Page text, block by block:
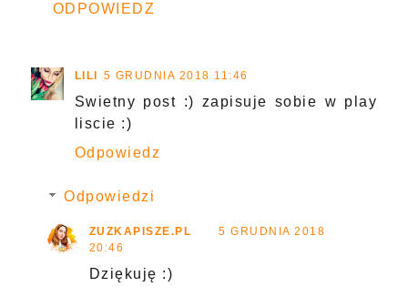
ODPOWIEDZ
LILI 5 GRUDNIA 2018 11:46
Swietny post :) zapisuje sobie w play
liscie :)
Odpowiedz
Odpowiedzi
ZUZKAPISZE.PL
5 GRUDNIA 2018
20:46
Dziękuję :)